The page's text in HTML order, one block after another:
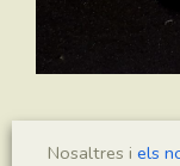
Nosaltres i els